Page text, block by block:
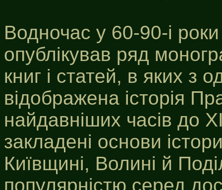
Водночас у 60-90-і
опублікував ряд
книг і статей, в яких з
відображена історія
найдавніших часів до
закладені основи
Київщині, Волині й
популярністю серед